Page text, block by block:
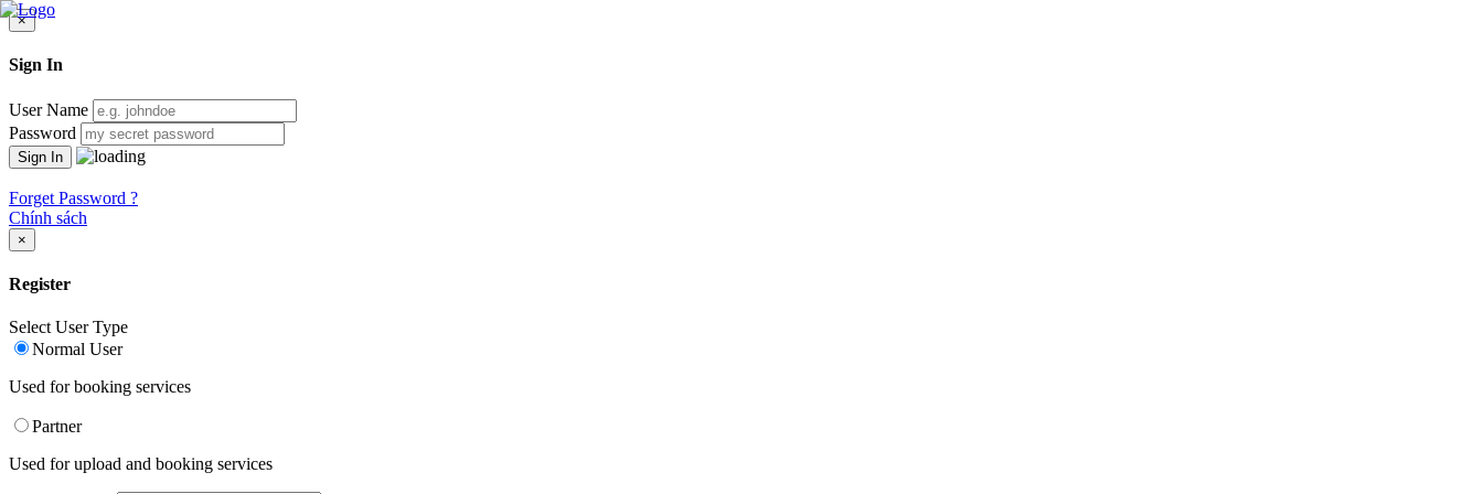
×
Sign In
User Name
Password
Forget Password ?
Chính sách
×
Register
Select User Type
Normal User
Used for booking services
Partner
Used for upload and booking services